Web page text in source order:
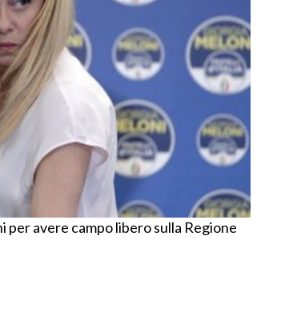
avere campo libero sulla Regione